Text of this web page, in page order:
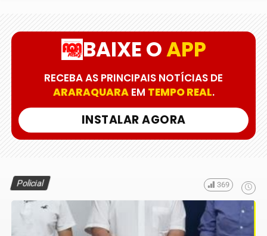
BAIXE OAPP
RECEBA AS PRINCIPAIS NOTÍCIAS DE
ARARAQUARAEM TEMPO REAL.
INSTALAR AGORA
Policial 369